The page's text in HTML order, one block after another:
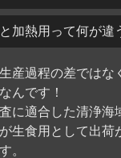
加熱用って何が違
産過程の差ではな
んです！
に適合した清浄海
生食用として出荷
。